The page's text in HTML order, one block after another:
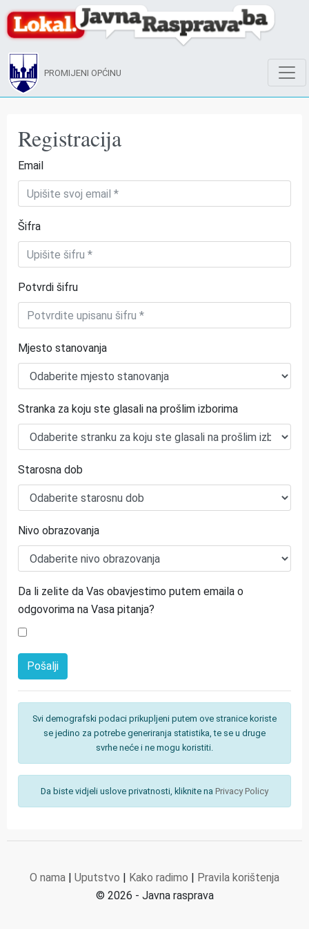
PROMIJENI OPĆINU
Registracija
Email
Šifra
Potvrdi šifru
Mjesto stanovanja
Stranka za koju ste glasali na prošlim izborima
Starosna dob
Nivo obrazovanja
Da li zelite da Vas obavjestimo putem emaila o
odgovorima na Vasa pitanja?
Svi demografski podaci prikupljeni putem ove stranice koriste
se jedino za potrebe generiranja statistika, te se u druge
svrhe neće i ne mogu koristiti.
Da biste vidjeli uslove privatnosti, kliknite na Privacy Policy
O nama | Uputstvo | Kako radimo | Pravila korištenja
© 2026 - Javna rasprava